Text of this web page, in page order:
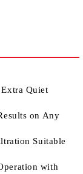
Quiet
on Any
Suitable
with